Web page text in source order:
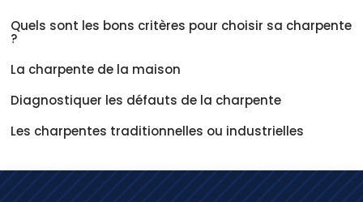
Quels sont les bons critères pour choisir sa charpente
?
La charpente de la maison
Diagnostiquer les défauts de la charpente
Les charpentes traditionnelles ou industrielles